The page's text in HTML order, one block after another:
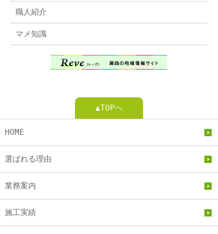
職人紹介
マメ知識
▲TOPへ
HOME
選ばれる理由
業務案内
施工実績